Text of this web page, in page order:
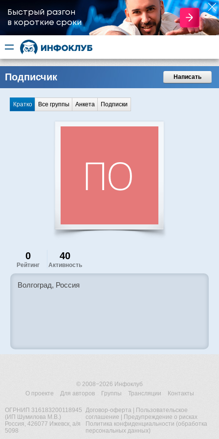
Быстрый разгон
​в короткие сроки
Подписчик Написать
Кратко Все группы Анкета Подписки
0
Рейтинг
40
Активность
Волгоград, Россия
© 2008−2026 Инфоклуб
О проекте
Для авторов Группы Трансляции Контакты
ОГРНИП 316183200118945
(ИП Шумилова М.В.)
Россия, 426077 Ижевск, а/я
5098
Договор-оферта|
Пользовательское
соглашение
Предупреждение о рисках
Политика конфиденциальности (обработка
персональных данных)